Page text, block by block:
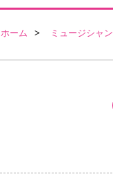
ホーム > ミュージシャン